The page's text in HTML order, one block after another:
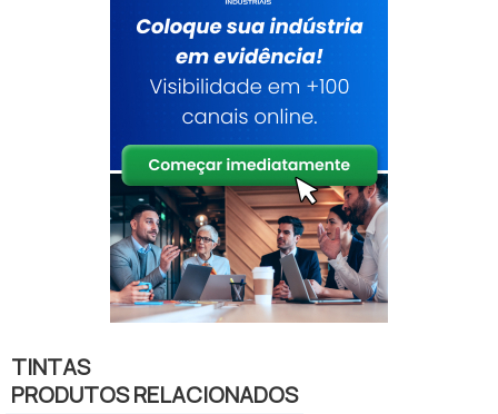
TINTAS
PRODUTOS RELACIONADOS